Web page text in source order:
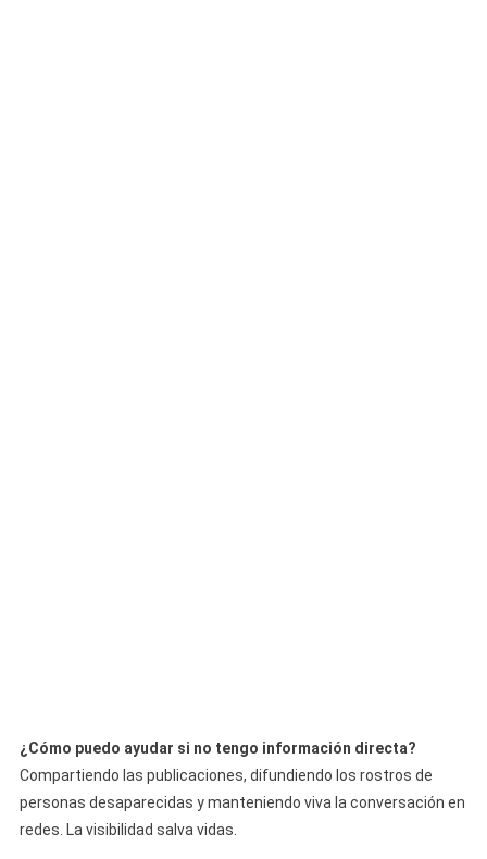
¿Cómo puedo ayudar si no tengo información directa?
Compartiendo las publicaciones, difundiendo los rostros de
personas desaparecidas y manteniendo viva la conversación en
redes. La visibilidad salva vidas.